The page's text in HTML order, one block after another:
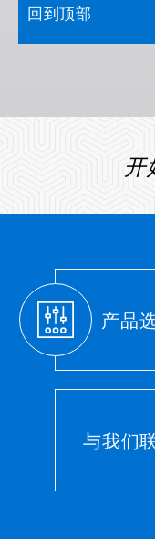
回到顶部
开
产品
与我们